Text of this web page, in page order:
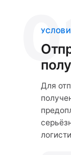
Для